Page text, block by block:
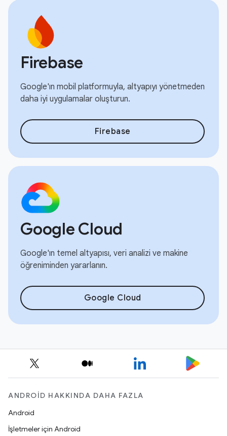
Firebase
Google'ın mobil platformuyla, altyapıyı yönetmeden
daha iyi uygulamalar oluşturun.
Firebase
Google Cloud
Google'ın temel altyapısı, veri analizi ve makine
öğreniminden yararlanın.
Google Cloud
ANDROID HAKKINDA DAHA FAZLA
Android
İşletmeler için Android